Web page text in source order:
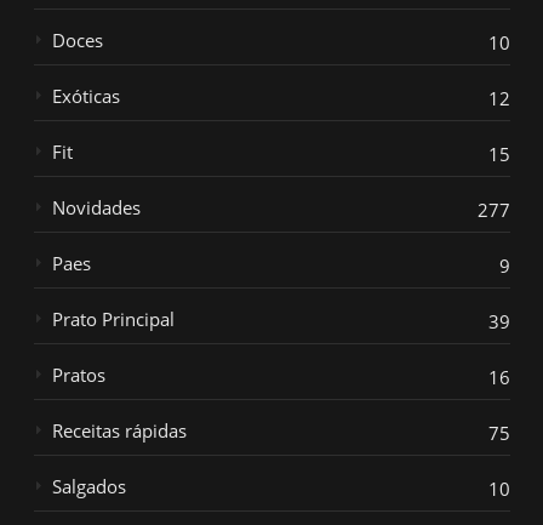
Doces 10
Exóticas 12
Fit 15
Novidades 277
Paes 9
Prato Principal 39
Pratos 16
Receitas rápidas 75
Salgados 10